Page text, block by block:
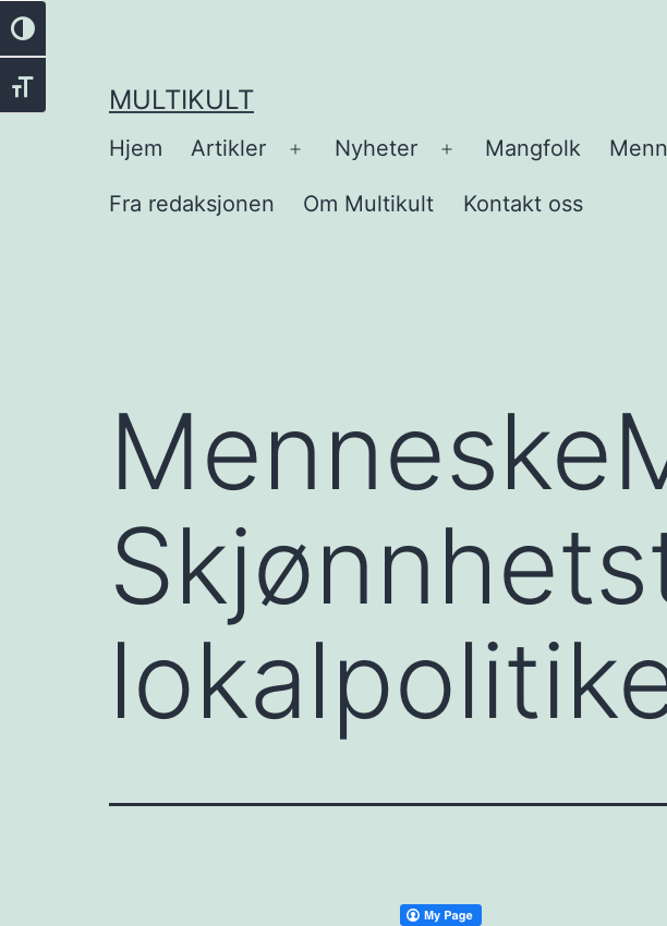
Veksle høykontrast
Veksle skriftstørrelse
Gå
til
innhold
MULTIKULT
Hjem Artikler
Åpne
meny
Nyheter
Åpne
meny
Mangfolk
Fra redaksjonen Om Multikult Kontakt oss